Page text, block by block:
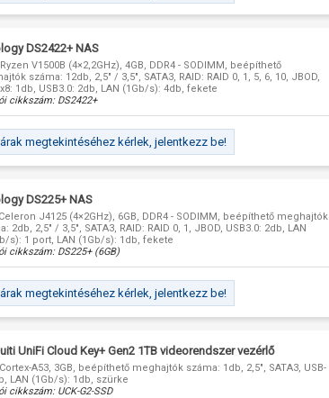
DS2422+ NAS
V1500B (4×2,2GHz), 4GB, DDR4 - SODIMM, beépíthető
száma: 12db, 2,5" / 3,5", SATA3, RAID: RAID 0, 1, 5, 6, 10, JBOD,
1db, USB3.0: 2db, LAN (1Gb/s): 4db, fekete
cikkszám: DS2422+
megtekintéséhez kérlek, jelentkezz be!
DS225+ NAS
J4125 (4×2GHz), 6GB, DDR4 - SODIMM, beépíthető meghajtók
2db, 2,5" / 3,5", SATA3, RAID: RAID 0, 1, JBOD, USB3.0: 2db, LAN
s): 1 port, LAN (1Gb/s): 1db, fekete
cikkszám: DS225+ (6GB)
megtekintéséhez kérlek, jelentkezz be!
UniFi Cloud Key+ Gen2 1TB videorendszer vezérlő
A53, 3GB, beépíthető meghajtók száma: 1db, 2,5", SATA3, USB-
LAN (1Gb/s): 1db, szürke
cikkszám: UCK-G2-SSD